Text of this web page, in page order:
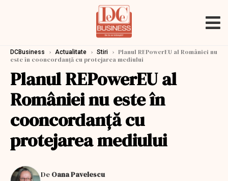
DCBusiness › Actualitate › Stiri › Planul REPowerEU al României nu
este în cooncordanță cu protejarea mediului
Planul REPowerEU al
României nu este în
cooncordanță cu
protejarea mediului
De Oana Pavelescu